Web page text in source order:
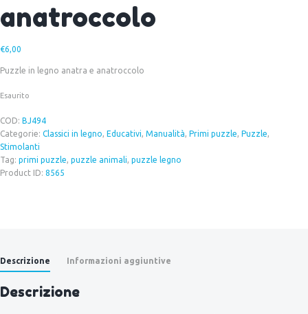
anatroccolo
€6,00
Puzzle in legno anatra e anatroccolo
Esaurito
COD: BJ494
Categorie: Classici in legno Educativi Manualità Primi puzzle Puzzle
Stimolanti
Tag: primi puzzle puzzle animali puzzle legno
Product ID: 8565
Descrizione Informazioni aggiuntive
Descrizione